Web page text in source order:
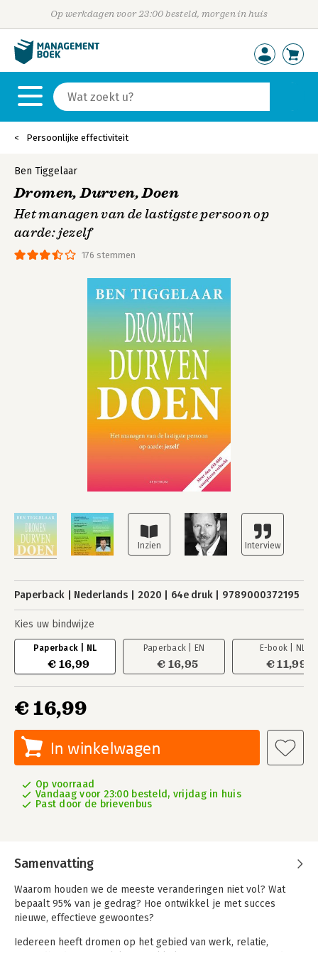
Op werkdagen voor 23:00 besteld, morgen in huis
Persoonlijke effectiviteit
176 stemmen
Ben Tiggelaar
Dromen, Durven, Doen
Het managen van de lastigste persoon op
aarde: jezelf
Paperback Nederlands 2020 64e druk 9789000372195
Kies uw bindwijze
Paperback | NL
€ 16,99
Paperback | EN
€ 16,95
E-book | NL
€ 11,99
€ 16,99
In winkelwagen
Op voorraad
Vandaag voor 23:00 besteld, vrijdag in huis
Past door de brievenbus
Samenvatting
Waarom houden we de meeste veranderingen niet vol? Wat
bepaalt 95% van je gedrag? Hoe ontwikkel je met succes
nieuwe, effectieve gewoontes?
Iedereen heeft dromen op het gebied van werk, relatie,